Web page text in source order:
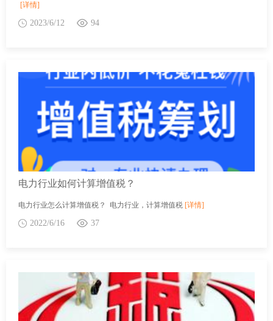
[详情]
2023/6/12 94
电力行业如何计算增值税？
电力行业怎么计算增值税？ 电力行业，计算增值税 [详情]
2022/6/16 37